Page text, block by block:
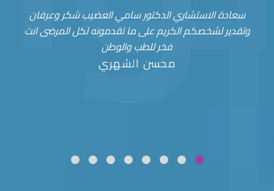
سعادة الاستشاري الدكتور سامي العضيب شكر وعرفان
وتقدير لشخصكم الكريم على ما تقدمونه لكل المرضى انت
فخر للطب والوطن
محسن الشهري